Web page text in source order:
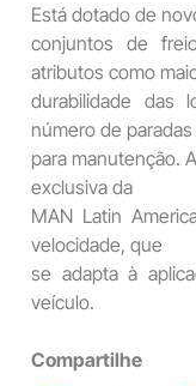
Está dotado de
conjuntos de
atributos como
durabilidade das
número de paradas
para manutenção.
exclusiva da
MAN Latin
velocidade, que
se adapta à
veículo.
Compartilhe